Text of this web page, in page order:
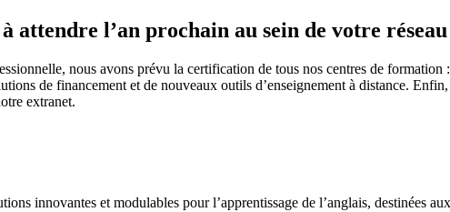
attendre l’an prochain au sein de votre réseau
nous avons prévu la certification de tous nos centres de
de financement et de nouveaux outils d’enseignement à distance.
extranet.
innovantes et modulables pour l’apprentissage de l’anglais, destinées